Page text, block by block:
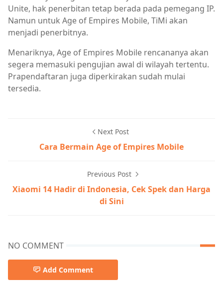
Unite, hak penerbitan tetap berada pada pemegang IP.
Namun untuk Age of Empires Mobile, TiMi akan
menjadi penerbitnya.
Menariknya, Age of Empires Mobile rencananya akan
segera memasuki pengujian awal di wilayah tertentu.
Prapendaftaran juga diperkirakan sudah mulai
tersedia.
Next Post
Cara Bermain Age of Empires Mobile
Previous Post
Xiaomi 14 Hadir di Indonesia, Cek Spek dan Harga
di Sini
NO COMMENT
Add Comment